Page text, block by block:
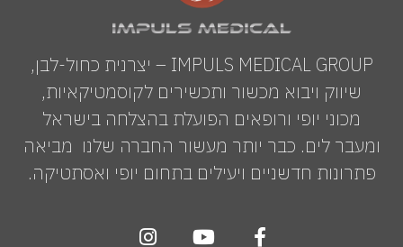
IMPULS MEDICAL GROUP – יצרנית כחול-לבן,
שיווק ויבוא מכשור ותכשירים לקוסמטיקאיות,
מכוני יופי ורופאים הפועלת בהצלחה בישראל
ומעבר לים. כבר יותר מעשור החברה שלנו מביאה
פתרונות חדשניים ויעילים בתחום יופי ואסתטיקה.